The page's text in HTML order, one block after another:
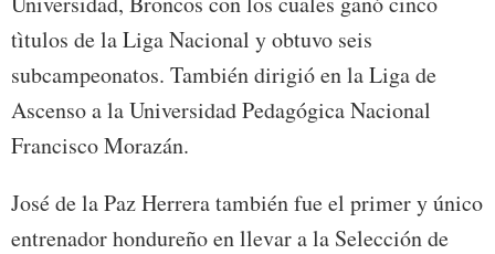
tìtulos de la Liga Nacional y obtuvo seis
subcampeonatos. También dirigió en la Liga de
Ascenso a la Universidad Pedagógica Nacional
Francisco Morazán.
José de la Paz Herrera también fue el primer y único
entrenador hondureño en llevar a la Selección de